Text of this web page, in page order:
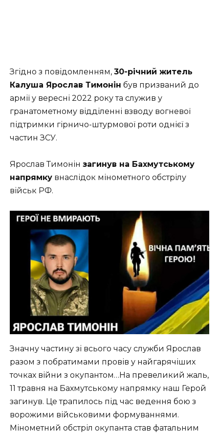
Згідно з повідомленням, 30-річний житель
Калуша Ярослав Тимонін був призваний до
армії у вересні 2022 року та служив у
гранатометному відділенні взводу вогневої
підтримки гірничо-штурмової роти однієї з
частин ЗСУ.
Ярослав Тимонін загинув на Бахмутському
напрямку внаслідок мінометного обстрілу
військ РФ.
Значну частину зі всього часу служби Ярослав
разом з побратимами провів у найгарячіших
точках війни з окупантом…На превеликий жаль,
11 травня на Бахмутському напрямку наш Герой
загинув. Це трапилось під час ведення бою з
ворожими військовими формуваннями.
Мінометний обстріл окупанта став фатальним